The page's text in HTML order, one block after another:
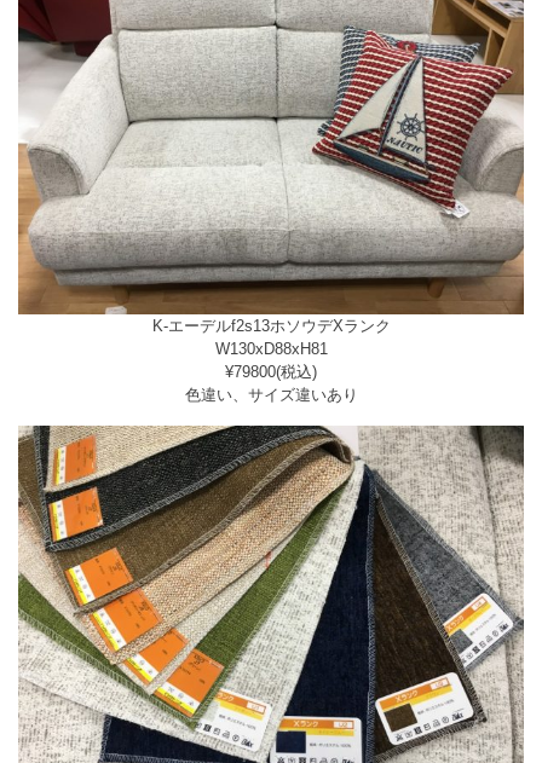
K-エーデルf2s13ホソウデXランク
W130xD88xH81
¥79800(税込)
色違い、サイズ違いあり